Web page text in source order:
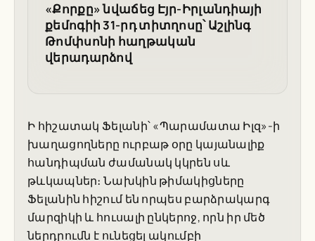
«Քորքը» նվաճեց Էյր-Իրլանդիայի
քեմոգիի 31-րդ տիտղոսը՝ Աշլինգ
Թոմփսոնի հաղթական
վերադարձով
Ի հիշատակ Ֆելանի՝ «Պարամատա Իլզ»-ի
խաղացողները ուրբաթ օրը կայանալիք
հանդիպման ժամանակ կկրեն սև
թևկապներ։ Նախկին թիմակիցները
Ֆելանին հիշում են որպես բարձրակարգ
մարզիկի և հուսալի ընկերոջ, որն իր մեծ
ներդրումն է ունեցել ակումբի